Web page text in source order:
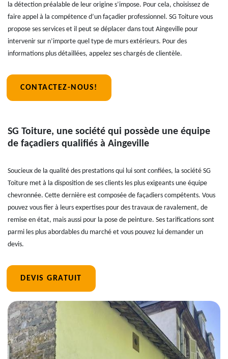
la détection préalable de leur origine s’impose. Pour cela, choisissez de
faire appel à la compétence d’un façadier professionnel. SG Toiture vous
propose ses services et il peut se déplacer dans tout Aingeville pour
intervenir sur n’importe quel type de murs extérieurs. Pour des
informations plus détaillées, appelez ses chargés de clientèle.
CONTACTEZ-NOUS!
SG Toiture, une société qui possède une équipe
de façadiers qualifiés à Aingeville
Soucieux de la qualité des prestations qui lui sont confiées, la société SG
Toiture met à la disposition de ses clients les plus exigeants une équipe
chevronnée. Cette dernière est composée de façadiers compétents. Vous
pouvez vous fier à leurs expertises pour des travaux de ravalement, de
remise en état, mais aussi pour la pose de peinture. Ses tarifications sont
parmi les plus abordables du marché et vous pouvez lui demander un
devis.
DEVIS GRATUIT